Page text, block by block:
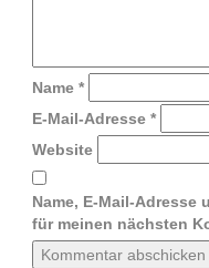
Name *
E-Mail-Adresse *
Website
Name, E-Mail-Adresse
für meinen nächsten